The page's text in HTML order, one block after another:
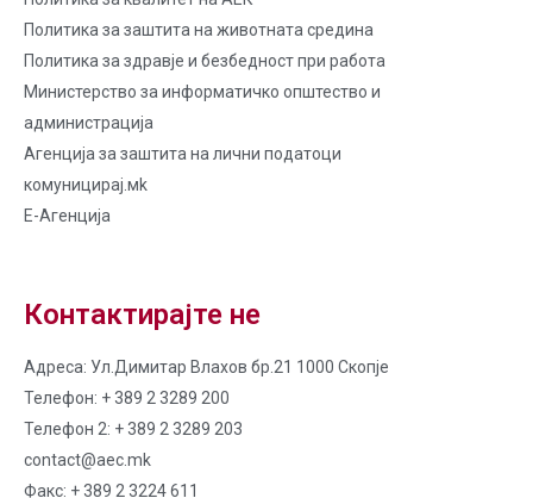
Политика за заштита на животната средина
Политика за здравје и безбедност при работа
Министерство за информатичко општество и
администрација
Агенција за заштита на лични податоци
комуницирај.мk
Е-Агенција
Контактирајте не
Адреса: Ул.Димитар Влахов бр.21 1000 Скопје
Телефон: + 389 2 3289 200
Телефон 2: + 389 2 3289 203
contact@aec.mk
Факс: + 389 2 3224 611